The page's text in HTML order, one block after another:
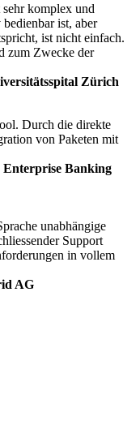
komplex und
ist, aber
ist nicht einfach.
zum Zwecke der
Zürich
Durch die direkte
von Paketen mit
Enterprise Banking
unabhängige
Support
in vollem
AG